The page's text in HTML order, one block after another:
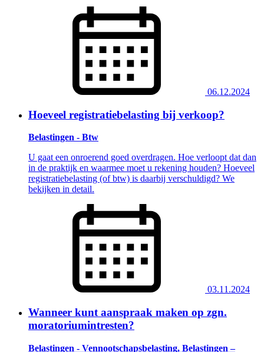
06.12.2024
Hoeveel registratiebelasting bij verkoop?
Belastingen - Btw
U gaat een onroerend goed overdragen. Hoe verloopt dat dan
in de praktijk en waarmee moet u rekening houden? Hoeveel
registratiebelasting (of btw) is daarbij verschuldigd? We
bekijken in detail.
03.11.2024
Wanneer kunt aanspraak maken op zgn.
moratoriumintresten?
Belastingen - Vennootschapsbelasting, Belastingen –